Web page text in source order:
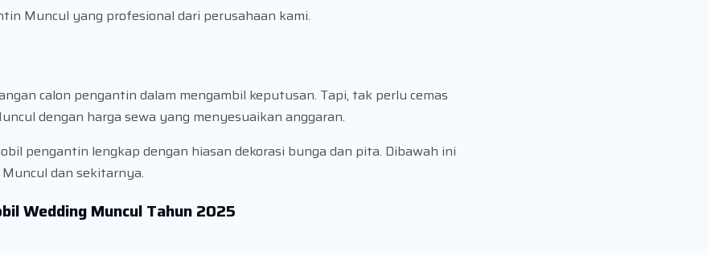
Muncul yang profesional dari perusahaan kami.
calon pengantin dalam mengambil keputusan. Tapi, tak perlu cemas
dengan harga sewa yang menyesuaikan anggaran.
pengantin lengkap dengan hiasan dekorasi bunga dan pita. Dibawah ini
dan sekitarnya.
Wedding Muncul Tahun 2025